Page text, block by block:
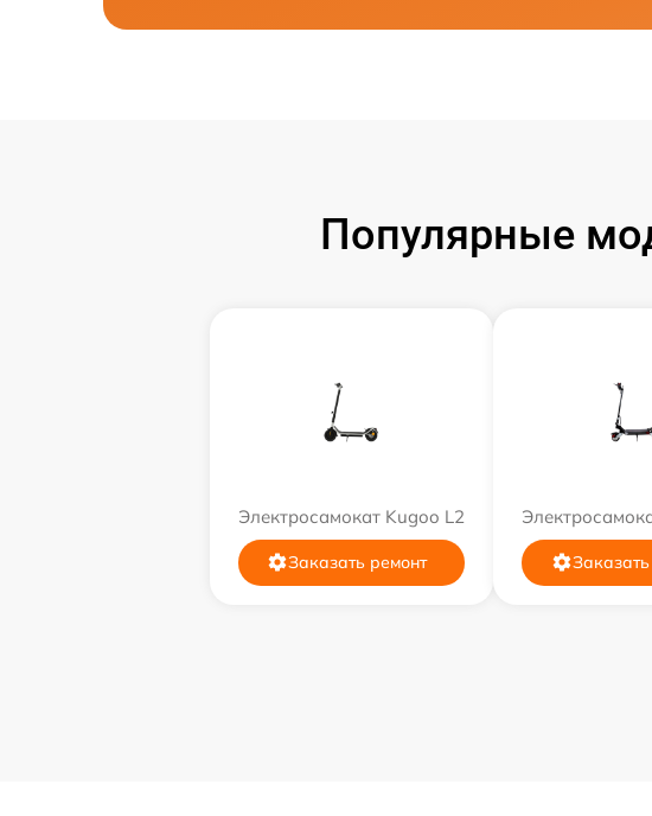
Популярные
Электросамокат Kugoo L2
Заказать ремонт